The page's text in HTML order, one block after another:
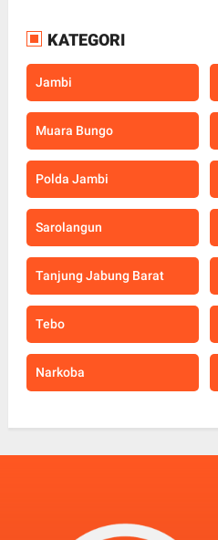
KATEGORI
Jambi
Muara Bungo
Polda Jambi
Sarolangun
Tanjung Jabung Barat
Tebo
Narkoba